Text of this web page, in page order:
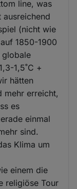
line, was
(nicht wie
1850-1900
globale
1,5˚C +
hätten
mehr erreicht,
es
einmal
sind.
Klima um
einem die
religiöse Tour